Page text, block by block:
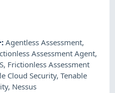
:Agentless Assessment,
Assessment Agent,
, Frictionless Assessment
Cloud Security,Tenable
, Nessus